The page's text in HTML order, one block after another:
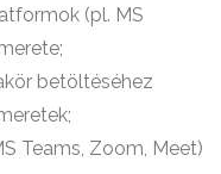
(pl. MS
betöltéséhez
Teams, Zoom, Meet)